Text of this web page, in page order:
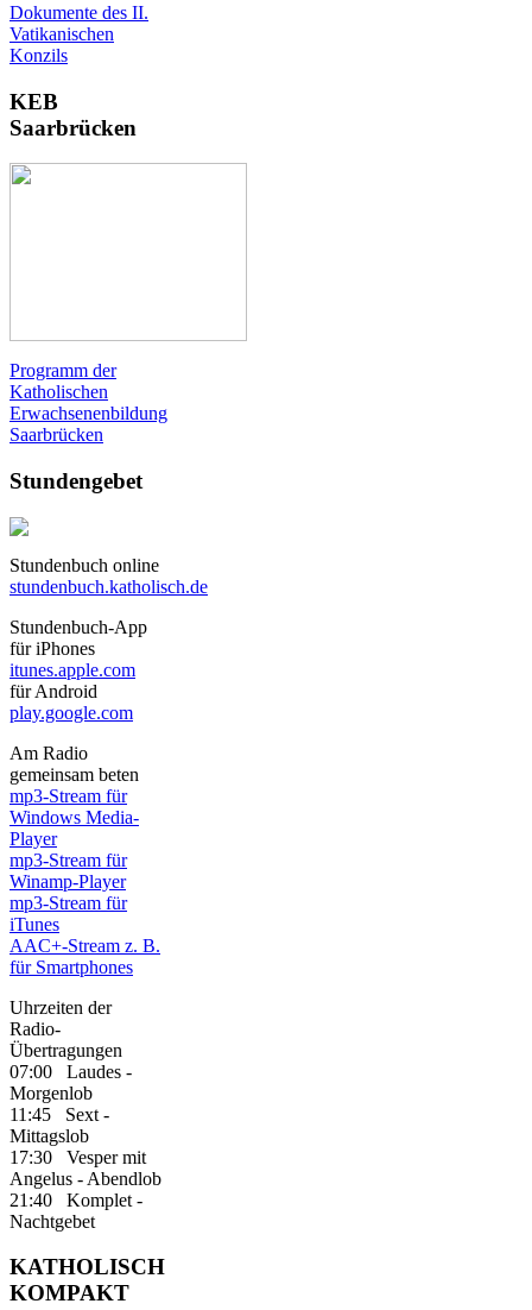
Dokumente des II.
Vatikanischen
Konzils
KEB
Saarbrücken
Programm der
Katholischen
Erwachsenenbildung
Saarbrücken
Stundengebet
Stundenbuch online
stundenbuch.katholisch.de
Stundenbuch-App
für iPhones
itunes.apple.com
für Android
play.google.com
Am Radio
gemeinsam beten
mp3-Stream für
Windows Media-
Player
mp3-Stream für
Winamp-Player
mp3-Stream für
iTunes
AAC+-Stream z. B.
für Smartphones
Uhrzeiten der
Radio-
Übertragungen
07:00 Laudes -
Morgenlob
11:45 Sext -
Mittagslob
17:30 Vesper mit
Angelus - Abendlob
21:40 Komplet -
Nachtgebet
KATHOLISCH
KOMPAKT